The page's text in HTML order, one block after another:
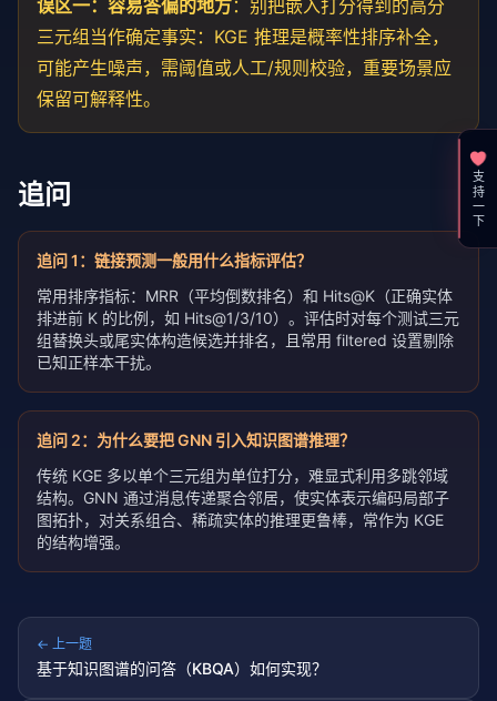
误区一：容易答偏的地方：别把嵌入打分得到的高分
三元组当作确定事实：KGE 推理是概率性排序补全，
可能产生噪声，需阈值或人工/规则校验，重要场景应
保留可解释性。
追问
追问1 ： 链接预测一般用什么指标评估？
常用排序指标：MRR（平均倒数排名）和 Hits@K（正确实体
排进前 K 的比例，如 Hits@1/3/10）。评估时对每个测试三元
组替换头或尾实体构造候选并排名，且常用 filtered 设置剔除
已知正样本干扰。
追问 2： 为什么要把 GNN 引入知识图谱推理？
传统 KGE 多以单个三元组为单位打分，难显式利用多跳邻域
结构。GNN 通过消息传递聚合邻居，使实体表示编码局部子
图拓扑，对关系组合、稀疏实体的推理更鲁棒，常作为 KGE
的结构增强。
← 上一题
基于知识图谱的问答（KBQA）如何实现？
支持一下